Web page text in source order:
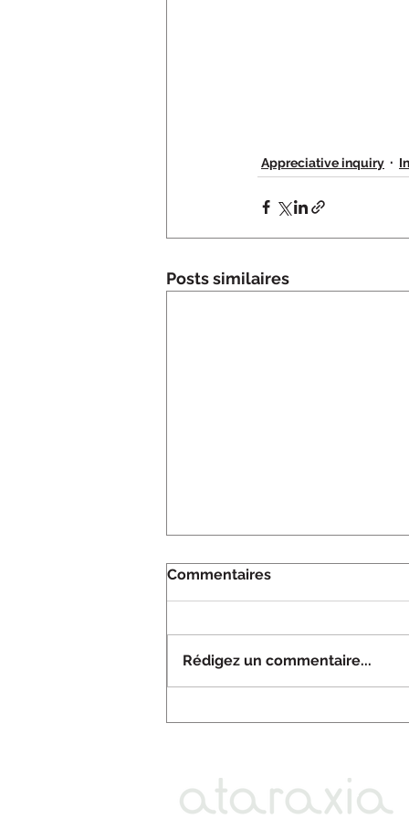
Appreciative inquiry
Posts similaires
Commentaires
Rédigez un commentaire...